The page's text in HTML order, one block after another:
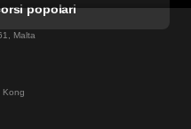
A Lagos
A Madrid
popolari
Malta
Kong